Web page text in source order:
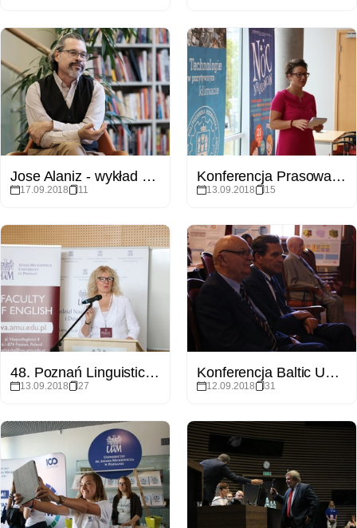
Jose Alaniz - wykład w Czytelni Nova Biblioteka Uniwersytecka
17.09.2018 11
Konferencja Prasowa - Noc Naukowców 2018
13.09.2018 15
48. Poznań Linguistic Meeting
13.09.2018 27
Konferencja Baltic University Programme „Current Challenges of Local and Regional Development”
12.09.2018 31